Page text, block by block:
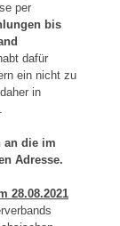
per
bis
dafür
ein nicht zu
in
an die im
Adresse.
28.08.2021